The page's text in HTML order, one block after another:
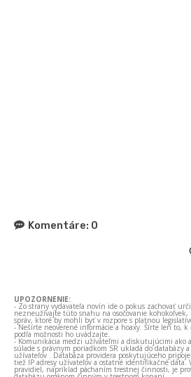
Komentáre: 0
UPOZORNENIE:
- Zo strany vydavateľa novín ide o pokus zachovať
nezneužívajte túto snahu na osočovanie
správ, ktoré by mohli byť v rozpore s platnou
- Nešírte neoverené informácie a hoaxy. Šírte len to,
podľa možnosti ho uvádzajte.
- Komunikácia medzi užívateľmi a diskutujúcimi ako
súlade s právnym poriadkom SR ukladá do databázy
užívateľov . Databáza providera poskytujúceho
tiež IP adresy užívateľov a ostatné identifikačné dáta.
pravidiel, napríklad páchaním trestnej činnosti, je